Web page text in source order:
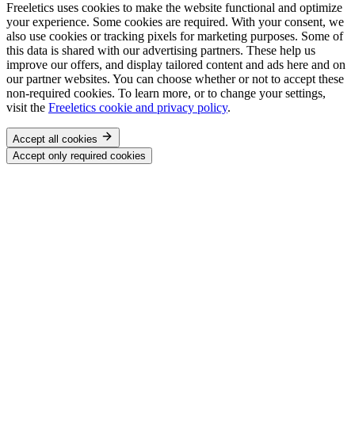
Freeletics uses cookies to make the website functional and optimize
your experience. Some cookies are required. With your consent, we
also use cookies or tracking pixels for marketing purposes. Some of
this data is shared with our advertising partners. These help us
improve our offers, and display tailored content and ads here and on
our partner websites. You can choose whether or not to accept these
non-required cookies. To learn more, or to change your settings,
visit the Freeletics cookie and privacy policy.
Accept all cookies
Accept only required cookies